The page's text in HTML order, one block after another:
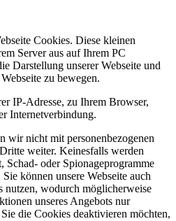
Cookies. Diese kleinen
Server aus auf Ihrem PC
Darstellung unserer Webseite und
zu bewegen.
IP-Adresse, zu Ihrem Browser,
Internetverbindung.
wir nicht mit personenbezogenen
weiter. Keinesfalls werden
Schad- oder Spionageprogramme
können unsere Webseite auch
nutzen, wodurch möglicherweise
unseres Angebots nur
die Cookies deaktivieren möchten,